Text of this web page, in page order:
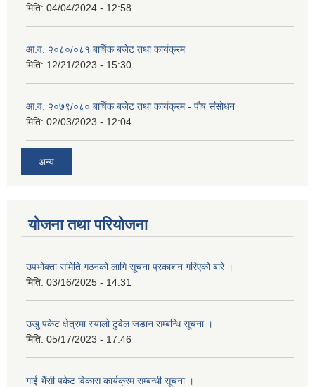
मिति: 04/04/2024 - 12:58
आ.व. २०८०/०८१ बार्षिक बजेट तथा कार्यक्रम
मिति: 12/21/2023 - 15:30
आ.व. २०७९/०८० बार्षिक बजेट तथा कार्यक्रम - पौष संसोधन
मिति: 02/03/2023 - 12:04
अन्य
योजना तथा परियोजना
उपभोक्ता समिति गठनको लागि सूचना प्रकाशन गरिएको बारे ।
मिति: 03/16/2025 - 14:31
उखु पकेट क्षेत्रमा स्यालो टुवेल जडान सम्बन्धि सूचना ।
मिति: 05/17/2023 - 17:46
गाई भैंसी पकेट विकास कार्यक्रम सम्बन्धी सूचना ।